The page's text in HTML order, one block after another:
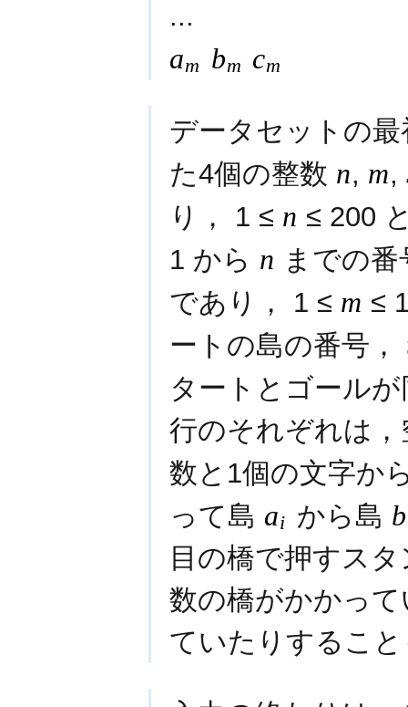
...
am bm cm
データセットの
た4個の整数 n, m,
り， 1 ≤ n ≤ 200
1 から n までの
であり， 1 ≤ m ≤
ートの島の番号，
タートとゴール
行のそれぞれは
数と1個の文字か
って島 ai から島 b
目の橋で押すス
数の橋がかかっ
ていたりするこ